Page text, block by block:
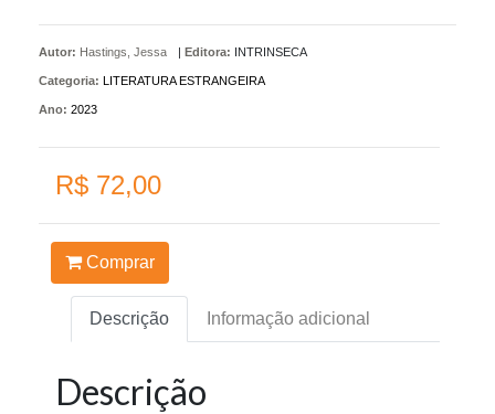
Autor: Hastings, Jessa | Editora: INTRINSECA
Categoria: LITERATURA ESTRANGEIRA
Ano: 2023
R$ 72,00
Comprar
Descrição Informação adicional
Descrição